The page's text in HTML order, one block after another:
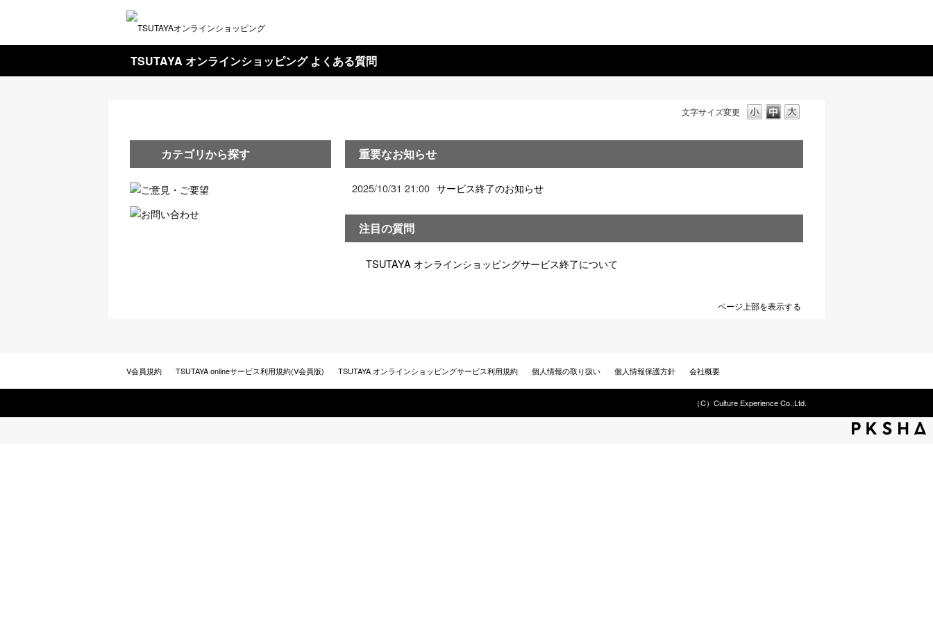
TSUTAYA オンラインショッピング よくある質問
文字サイズ変更
カテゴリから探す 重要なお知らせ
2025/10/31 21:00 サービス終了のお知らせ
注目の質問
TSUTAYA オンラインショッピングサービス終了について
ページ上部を表示する
V会員規約 TSUTAYA onlineサービス利用規約(V会員版) TSUTAYA オンラインショッピングサービス利用規約 個人情報の取り扱い 個人情報保護方針 会社概要
（C）Culture Experience Co.,Ltd.